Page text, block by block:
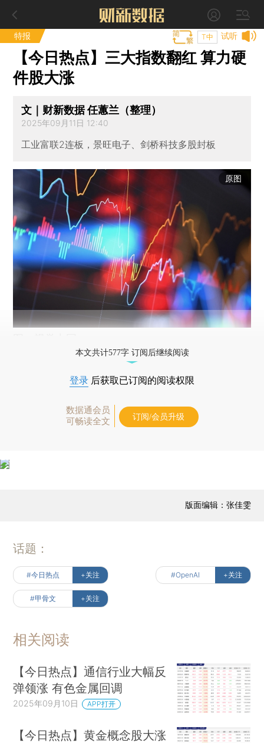
特报 试听
T中
【今日热点】三大指数翻红 算力硬
件股大涨
文｜财新数据 任蕙兰（整理）
2025年09月11日 12:40
工业富联2连板，景旺电子、剑桥科技多股封板
原图
本文共计577字 订阅后继续阅读
登录 后获取已订阅的阅读权限
数据通会员
可畅读全文
订阅/会员升级
版面编辑：张佳雯
话题：
#今日热点 +关注 #OpenAI +关注
#甲骨文 +关注
相关阅读
【今日热点】通信行业大幅反
弹领涨 有色金属回调
2025年09月10日 APP打开
【今日热点】黄金概念股大涨